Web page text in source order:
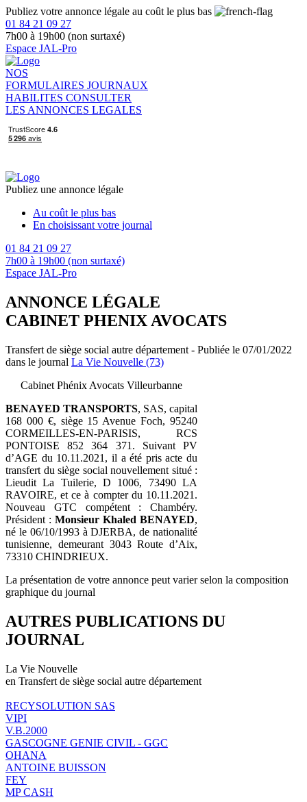
Publiez votre annonce légale au coût le plus bas
01 84 21 09 27
7h00 à 19h00 (non surtaxé)
Espace JAL-Pro
NOS
FORMULAIRES JOURNAUX
HABILITES CONSULTER
LES ANNONCES LEGALES
Publiez une annonce légale
Au coût le plus bas
En choisissant votre journal
01 84 21 09 27
7h00 à 19h00 (non surtaxé)
Espace JAL-Pro
ANNONCE LÉGALE
CABINET PHENIX AVOCATS
Transfert de siège social autre département - Publiée le 07/01/2022
dans le journal La Vie Nouvelle (73)
Cabinet Phénix Avocats Villeurbanne
BENAYED TRANSPORTS, SAS, capital
168 000 €, siège 15 Avenue Foch, 95240
CORMEILLES-EN-PARISIS, RCS
PONTOISE 852 364 371. Suivant PV
d’AGE du 10.11.2021, il a été pris acte du
transfert du siège social nouvellement situé :
Lieudit La Tuilerie, D 1006, 73490 LA
RAVOIRE, et ce à compter du 10.11.2021.
Nouveau GTC compétent : Chambéry.
Président : Monsieur Khaled BENAYED,
né le 06/10/1993 à DJERBA, de nationalité
tunisienne, demeurant 3043 Route d’Aix,
73310 CHINDRIEUX.
La présentation de votre annonce peut varier selon la composition
graphique du journal
AUTRES PUBLICATIONS DU
JOURNAL
La Vie Nouvelle
en Transfert de siège social autre département
RECYSOLUTION SAS
VIPI
V.B.2000
GASCOGNE GENIE CIVIL - GGC
OHANA
ANTOINE BUISSON
FEY
MP CASH